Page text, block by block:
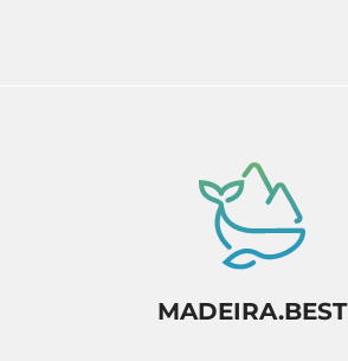
MADEIRA.BEST